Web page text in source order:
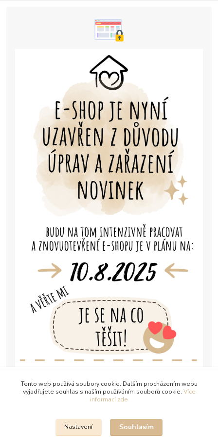
Tento web používá soubory cookie. Dalším procházením webu
vyjadřujete souhlas s naším používáním souborů cookie. Více
informací zde
Nastavení Souhlasím